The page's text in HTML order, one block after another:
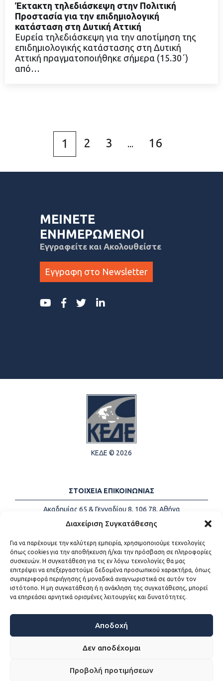
Διαχείριση Συγκατάθεσης
Για να παρέχουμε την καλύτερη εμπειρία, χρησιμοποιούμε τεχνολογίες
όπως cookies για την αποθήκευση ή/και την πρόσβαση σε πληροφορίες
συσκευών. Η συγκατάθεση για τις εν λόγω τεχνολογίες θα μας
επιτρέψει να επεξεργαστούμε δεδομένα προσωπικού χαρακτήρα, όπως
συμπεριφορά περιήγησης ή μοναδικά αναγνωριστικά σε αυτόν τον
ιστότοπο. Η μη συγκατάθεση ή η ανάκληση της συγκατάθεσης, μπορεί
να επηρεάσει αρνητικά ορισμένες λειτουργίες και δυνατότητες.
Αποδοχή
Δεν αποδέχομαι
Προβολή προτιμήσεων
ΔΙΑΒΑΣΤΕ ΠΕΡΙΣΣΟΤΕΡΑ
Έκτακτη τηλεδιάσκεψη στην Πολιτική
Προστασία για την επιδημιολογική
κατάσταση στη Δυτική Αττική
Ευρεία τηλεδιάσκεψη για την αποτίμηση της
επιδημιολογικής κατάστασης στη Δυτική
Αττική πραγματοποιήθηκε σήμερα (15.30΄)
από…
1 2 3 ... 16
ΜΕΙΝΕΤΕ
ΕΝΗΜΕΡΩΜΕΝΟΙ
Εγγραφείτε και Ακολουθείστε
Εγγραφη στο Newsletter
ΚΕΔΕ © 2026
ΣΤΟΙΧΕΙΑ ΕΠΙΚΟΙΝΩΝΙΑΣ
Ακαδημίας 65 & Γενναδίου 8, 106 78, Αθήνα
Τηλέφωνα:
+30 213-2147500
Email:
info@kede.gr
ΧΡΗΣΙΜΟΙ ΣΥΝΔΕΣΜΟΙ
Η ΚΕΔΕ
Sitemap
Προσβασιμότητα
Όροι χρήσης
WEB DEVELOPMENT BY ΕΓΚΡΙΤΟΣ GROUP - ΣΥΝΕΡΓΑΣΙΑ Α.Ε.